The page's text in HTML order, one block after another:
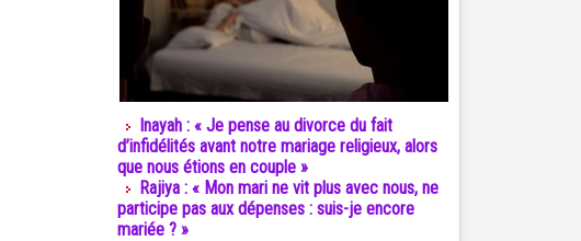
Inayah : « Je pense au divorce du fait
d’infidélités avant notre mariage religieux, alors
que nous étions en couple »
Rajiya : « Mon mari ne vit plus avec nous, ne
participe pas aux dépenses : suis-je encore
mariée ? »